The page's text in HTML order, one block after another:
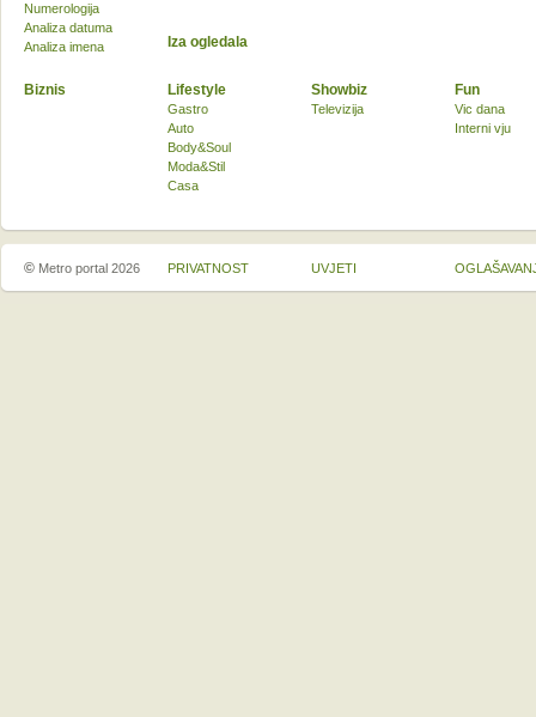
Biznis Lifestyle
Gastro
Auto
Body&Soul
Moda&Stil
Casa
Showbiz
Televizija
Fun
Vic dana
Interni vju
Numerologija
Analiza datuma
Analiza imena
Iza ogledala
© Metro portal 2026 PRIVATNOST UVJETI